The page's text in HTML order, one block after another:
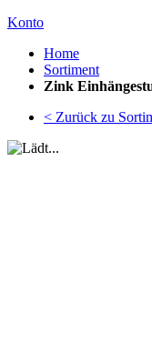
Konto
Home
Sortiment
Zink
< Zurück zu